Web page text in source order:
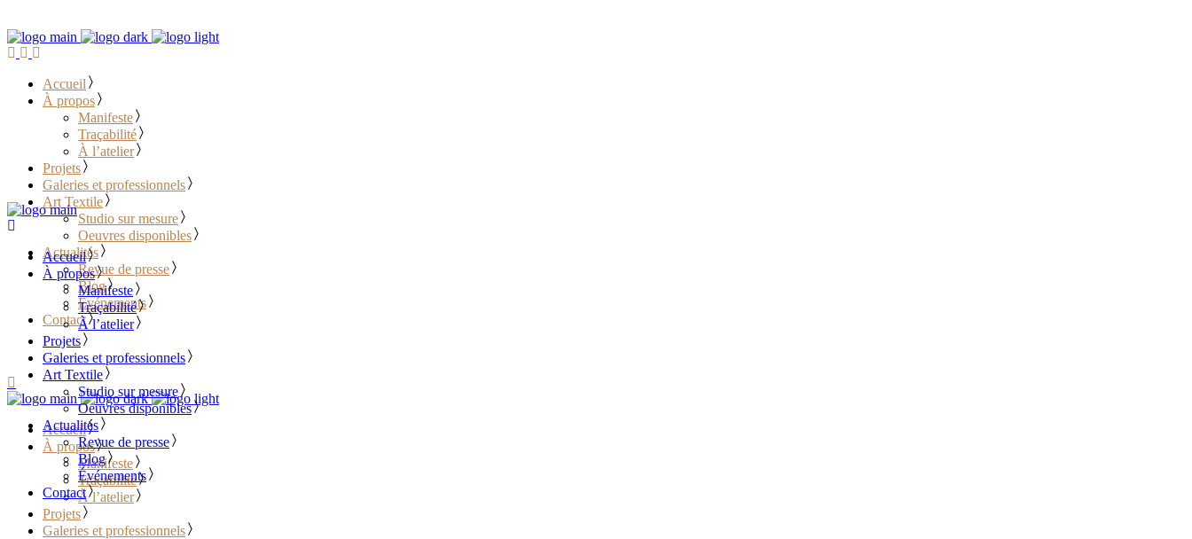
Accueil
À propos
Manifeste
Traçabilité
À l’atelier
Projets
Galeries et professionnels
Art Textile
Studio sur mesure
Oeuvres disponibles
Actualités
Revue de presse
Blog
Événements
Contact
………………………………
Accueil
À propos
Manifeste
Traçabilité
À l’atelier
Projets
Galeries et professionnels
Accueil
À propos
Manifeste
Traçabilité
À l’atelier
Projets
Galeries et professionnels
Art Textile
Studio sur mesure
Oeuvres disponibles
Actualités
Revue de presse
Blog
Événements
Contact